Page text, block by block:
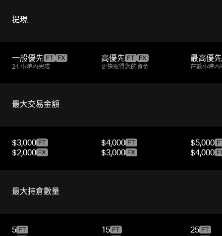
提現
一般優先
24 小時內完成
高優先
更快取得您的資金
最高優先
在數小時內
最大交易金額
$3,000
$2,000
$4,000
$3,000
$5,000
$4,000
最大持倉數量
5
15
25